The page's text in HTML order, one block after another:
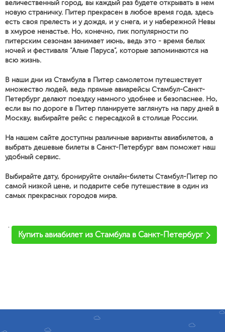
величественный город, вы каждый раз будете открывать в нем
новую страничку. Питер прекрасен в любое время года, здесь
есть своя прелесть и у дождя, и у снега, и у набережной Невы
в хмурое ненастье. Но, конечно, пик популярности по
питерским сезонам занимает июнь, ведь это - время белых
ночей и фестиваля “Алые Паруса”, которые запоминаются на
всю жизнь.
В наши дни из Стамбула в Питер самолетом путешествует
множество людей, ведь прямые авиарейсы Стамбул-Санкт-
Петербург делают поездку намного удобнее и безопаснее. Но,
если вы по дороге в Питер планируете заглянуть на пару дней в
Москву, выбирайте рейс с пересадкой в столице России.
На нашем сайте доступны различные варианты авиабилетов, а
выбрать дешевые билеты в Санкт-Петербург вам поможет наш
удобный сервис.
Выбирайте дату, бронируйте онлайн-билеты Стамбул-Питер по
самой низкой цене, и подарите себе путешествие в один из
самых прекрасных городов мира.
'
Купить авиабилет из Стамбула в Санкт-Петербург